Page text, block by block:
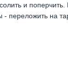
и
- переложить на